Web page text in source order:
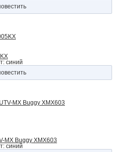
синий
MX Buggy XMX603
синий